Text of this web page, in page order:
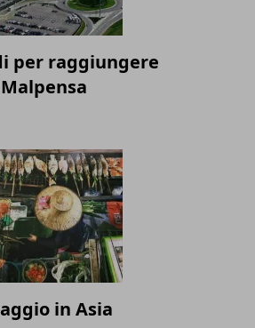
per raggiungere
in Asia